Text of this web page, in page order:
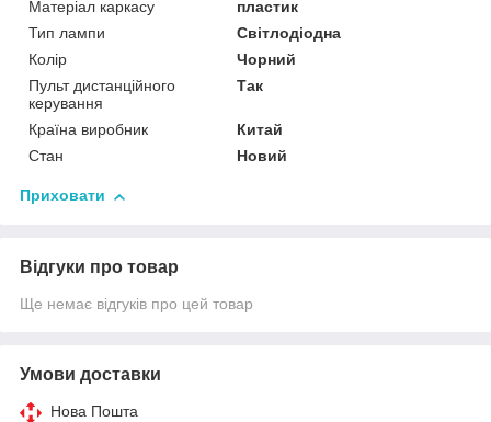
Матеріал каркасу
пластик
Тип лампи
Світлодіодна
Колір
Чорний
Пульт дистанційного
керування
Так
Країна виробник
Китай
Стан
Новий
Приховати
Відгуки про товар
Ще немає відгуків про цей товар
Умови доставки
Нова Пошта